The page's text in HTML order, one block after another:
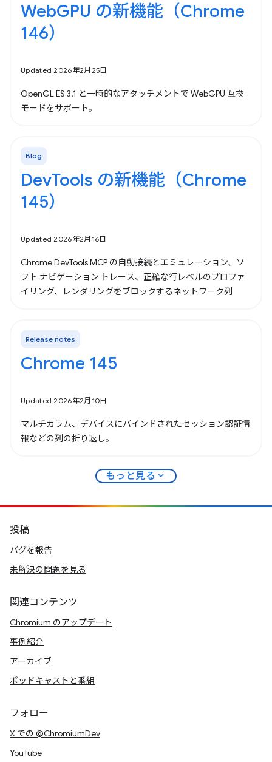
WebGPU の新機能（Chrome
146）
Updated 2026年2月25日
OpenGL ES 3.1 と一時的なアタッチメントで WebGPU 互換
モードをサポート。
Blog
DevTools の新機能（Chrome
145）
Updated 2026年2月16日
Chrome DevTools MCP の自動接続とエミュレーション、ソ
フト ナビゲーション トレース、正確な行レベルのプロファ
イリング、レンダリングをブロックするネットワーク列
Release notes
Chrome 145
Updated 2026年2月10日
マルチカラム、デバイスにバインドされたセッション認証情
報などの列の折り返し。
もっと見る expand_more
投稿
バグを報告
未解決の問題を見る
関連コンテンツ
Chromium のアップデート
事例紹介
アーカイブ
ポッドキャストと番組
フォロー
X での @ChromiumDev
YouTube